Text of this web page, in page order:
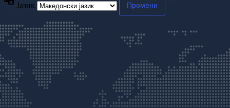
Јазик